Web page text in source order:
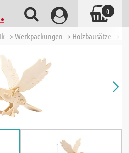
> Werkpackungen > Holzbausätze
0